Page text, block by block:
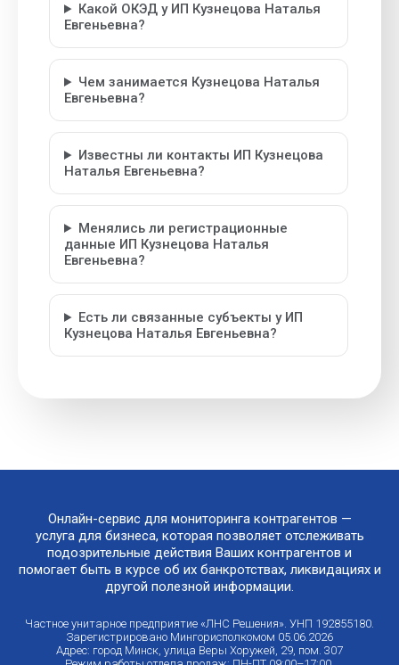
Какой ОКЭД у ИП Кузнецова Наталья
Евгеньевна?
Чем занимается Кузнецова Наталья
Евгеньевна?
Известны ли контакты ИП Кузнецова
Наталья Евгеньевна?
Менялись ли регистрационные
данные ИП Кузнецова Наталья
Евгеньевна?
Есть ли связанные субъекты у ИП
Кузнецова Наталья Евгеньевна?
Онлайн-сервис для мониторинга контрагентов —
услуга для бизнеса, которая позволяет отслеживать
подозрительные действия Ваших контрагентов и
помогает быть в курсе об их банкротствах, ликвидациях и
другой полезной информации.
Частное унитарное предприятие «ЛНС Решения». УНП 192855180.
Зарегистрировано Мингорисполкомом 05.06.2026
Адрес: город Минск, улица Веры Хоружей, 29, пом. 307